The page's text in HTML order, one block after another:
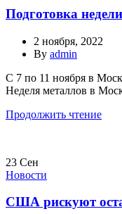
Подготовка
2 ноября, 2022
By admin
С 7 по 11 ноября в
Неделя металлов в
Продолжить чтение
23 Сен
Новости
США рискуют